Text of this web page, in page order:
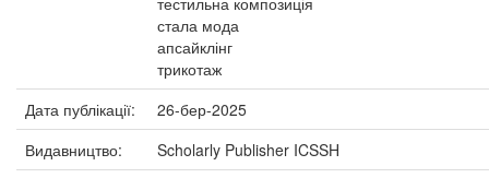
стала мода
апсайклінг
трикотаж
Дата публікації:
26-бер-2025
Видавництво:
Scholarly Publisher ICSSH